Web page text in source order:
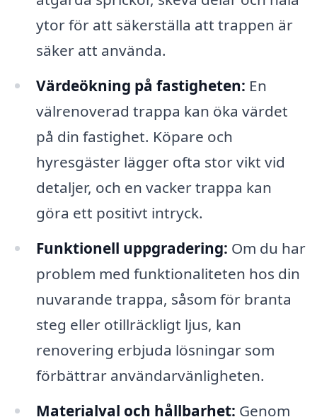
ytor för att säkerställa att trappen är
säker att använda.
Värdeökning på fastigheten: En
välrenoverad trappa kan öka värdet
på din fastighet. Köpare och
hyresgäster lägger ofta stor vikt vid
detaljer, och en vacker trappa kan
göra ett positivt intryck.
Funktionell uppgradering: Om du har
problem med funktionaliteten hos din
nuvarande trappa, såsom för branta
steg eller otillräckligt ljus, kan
renovering erbjuda lösningar som
förbättrar användarvänligheten.
Materialval och hållbarhet: Genom